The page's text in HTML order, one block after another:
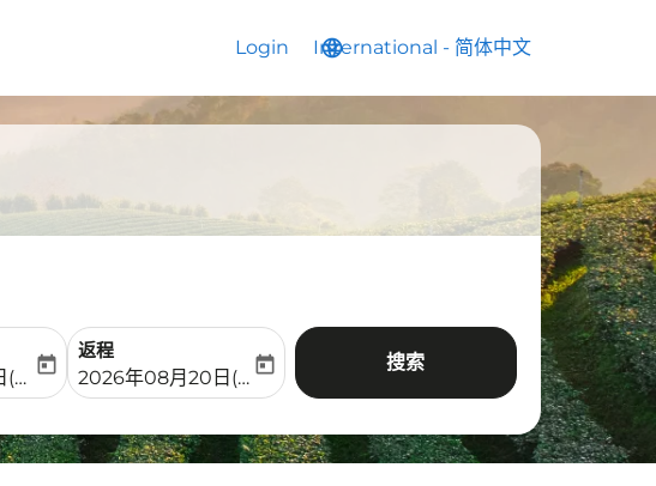
Login language
International - 简体中文
keyboard_arrow_down
date-aria-label
(周四)
today
返程
fc-booking-return-date-aria-label
2026年08月20日(周四)
today 搜索